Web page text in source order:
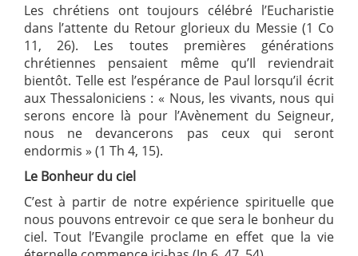
Les chrétiens ont toujours célébré l’Eucharistie
dans l’attente du Retour glorieux du Messie (1 Co
11, 26). Les toutes premières générations
chrétiennes pensaient même qu’Il reviendrait
bientôt. Telle est l’espérance de Paul lorsqu’il écrit
aux Thessaloniciens : « Nous, les vivants, nous qui
serons encore là pour l’Avènement du Seigneur,
nous ne devancerons pas ceux qui seront
endormis » (1 Th 4, 15).
Le Bonheur du ciel
C’est à partir de notre expérience spirituelle que
nous pouvons entrevoir ce que sera le bonheur du
ciel. Tout l’Evangile proclame en effet que la vie